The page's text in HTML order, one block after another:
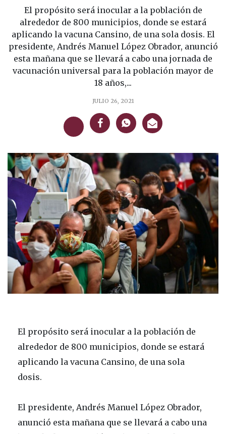
El propósito será inocular a la población de
alrededor de 800 municipios, donde se estará
aplicando la vacuna Cansino, de una sola dosis. El
presidente, Andrés Manuel López Obrador, anunció
esta mañana que se llevará a cabo una jornada de
vacunación universal para la población mayor de
18 años,...
JULIO 26, 2021
El propósito será inocular a la población de
alrededor de 800 municipios, donde se estará
aplicando la vacuna Cansino, de una sola
dosis.
El presidente, Andrés Manuel López Obrador,
anunció esta mañana que se llevará a cabo una